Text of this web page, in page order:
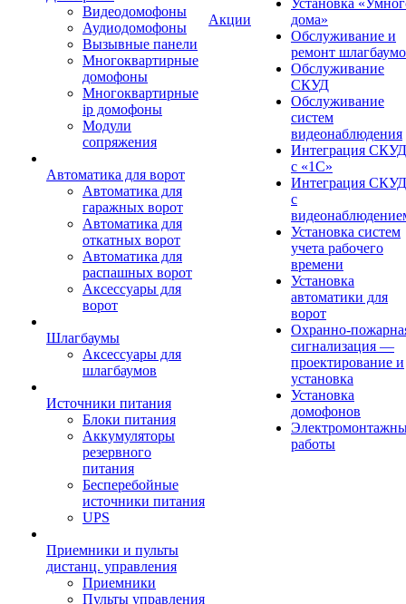
Видеодомофоны
Аудиодомофоны
Вызывные панели
Многоквартирные
домофоны
Многоквартирные
ip домофоны
Модули
сопряжения
Автоматика для ворот
Автоматика для
гаражных ворот
Автоматика для
откатных ворот
Автоматика для
распашных ворот
Аксессуары для
ворот
Шлагбаумы
Аксессуары для
шлагбаумов
Источники питания
Блоки питания
Аккумуляторы
резервного
питания
Бесперебойные
источники питания
UPS
Приемники и пульты
дистанц. управления
Приемники
Пульты управления
Акции
Установка
дома»
Обслуживание и
ремонт
Обслуживание
СКУД
Обслуживание
систем
видеонаблюдения
Интеграция СКУД
с «1С»
Интеграция СКУД
с
Установка систем
учета рабочего
времени
Установка
автоматики для
ворот
Охранно-
сигнализация —
проектирование и
установка
Установка
домофонов
работы